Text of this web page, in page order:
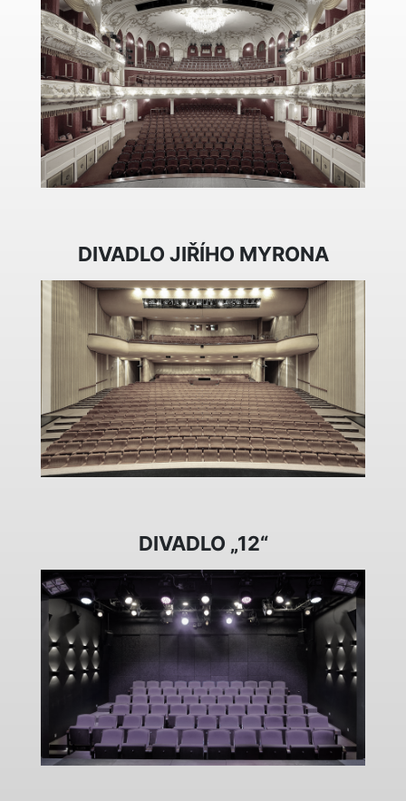
DIVADLO JIŘÍHO MYRONA
DIVADLO „12“